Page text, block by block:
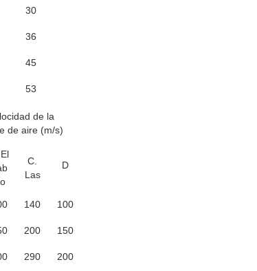
30
36
45
53
de la
de aire (m/s)
C.
Las
D
140 100
200 150
290 200